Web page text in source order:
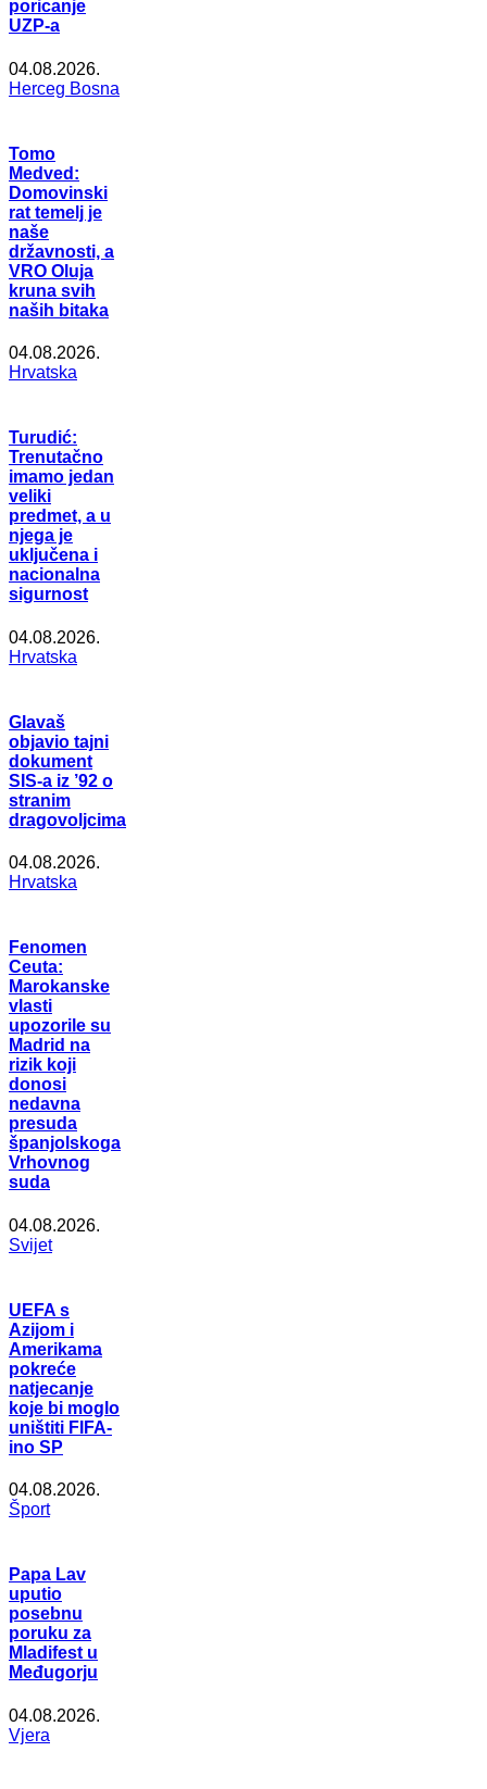
poricanje
UZP-a
04.08.2026.
Herceg Bosna
Tomo
Medved:
Domovinski
rat temelj je
naše
državnosti, a
VRO Oluja
kruna svih
naših bitaka
04.08.2026.
Hrvatska
Turudić:
Trenutačno
imamo jedan
veliki
predmet, a u
njega je
uključena i
nacionalna
sigurnost
04.08.2026.
Hrvatska
Glavaš
objavio tajni
dokument
SIS-a iz ’92 o
stranim
dragovoljcima
04.08.2026.
Hrvatska
Fenomen
Ceuta:
Marokanske
vlasti
upozorile su
Madrid na
rizik koji
donosi
nedavna
presuda
španjolskoga
Vrhovnog
suda
04.08.2026.
Svijet
UEFA s
Azijom i
Amerikama
pokreće
natjecanje
koje bi moglo
uništiti FIFA-
ino SP
04.08.2026.
Šport
Papa Lav
uputio
posebnu
poruku za
Mladifest u
Međugorju
04.08.2026.
Vjera